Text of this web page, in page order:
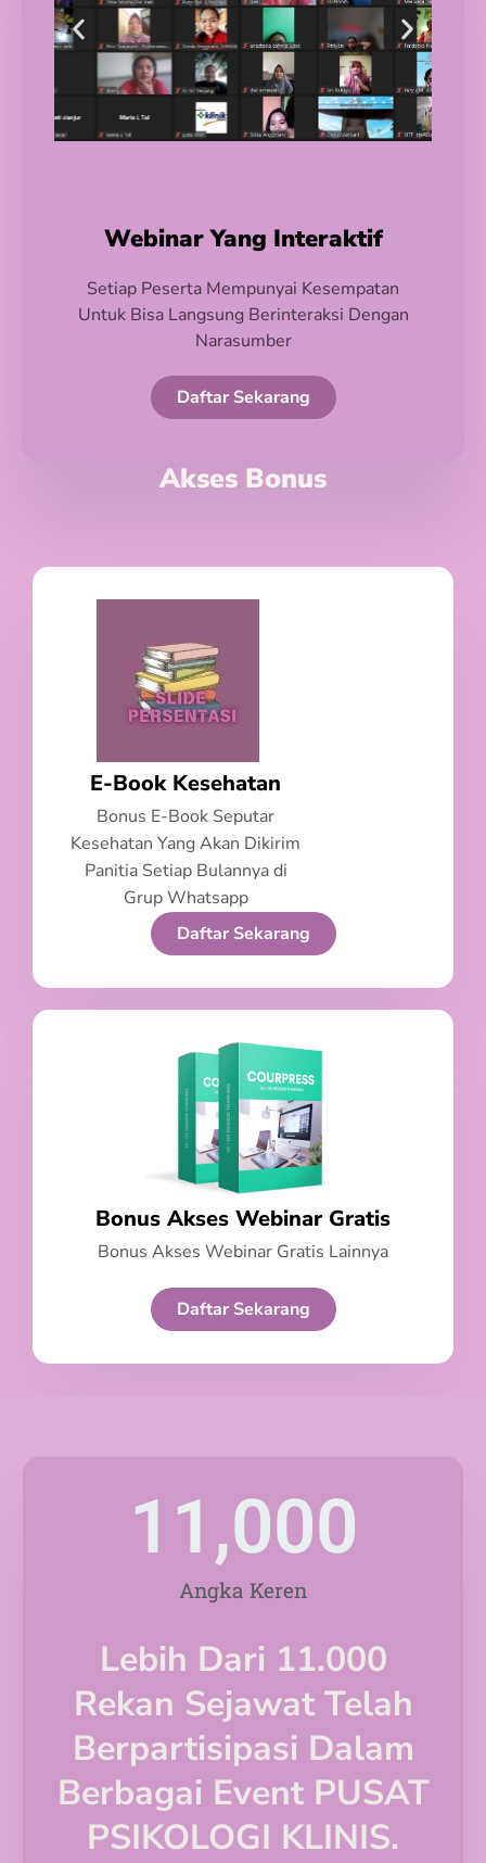
Webinar Yang Interaktif
Setiap Peserta Mempunyai Kesempatan
Untuk Bisa Langsung Berinteraksi Dengan
Narasumber
Daftar Sekarang
Akses Bonus
E-Book Kesehatan
Bonus E-Book Seputar
Kesehatan Yang Akan Dikirim
Panitia Setiap Bulannya di
Grup Whatsapp
Daftar Sekarang
Bonus Akses Webinar Gratis
Bonus Akses Webinar Gratis Lainnya
Daftar Sekarang
Angka Keren
11,000
Lebih Dari 11.000
Rekan Sejawat Telah
Berpartisipasi Dalam
Berbagai Event PUSAT
PSIKOLOGI KLINIS.